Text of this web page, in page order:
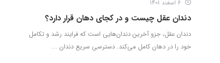
دندان عقل چیست و در کجای دهان قرار دارد؟
دندان عقل، جزو آخرین دندان‌هایی است که فرایند رشد و تکامل
خود را در دهان کامل می‌کند. دسترسی سریع دندان ...